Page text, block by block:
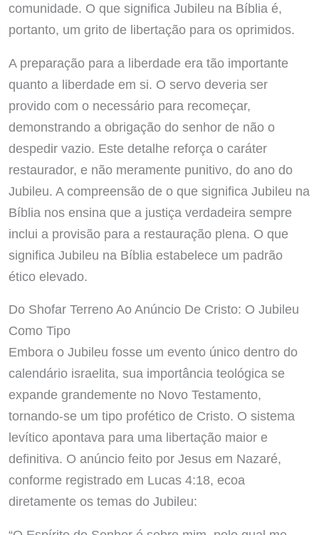
comunidade. O que significa Jubileu na Bíblia é,
portanto, um grito de libertação para os oprimidos.
A preparação para a liberdade era tão importante
quanto a liberdade em si. O servo deveria ser
provido com o necessário para recomeçar,
demonstrando a obrigação do senhor de não o
despedir vazio. Este detalhe reforça o caráter
restaurador, e não meramente punitivo, do ano do
Jubileu. A compreensão de o que significa Jubileu na
Bíblia nos ensina que a justiça verdadeira sempre
inclui a provisão para a restauração plena. O que
significa Jubileu na Bíblia estabelece um padrão
ético elevado.
Do Shofar Terreno Ao Anúncio De Cristo: O Jubileu
Como Tipo
Embora o Jubileu fosse um evento único dentro do
calendário israelita, sua importância teológica se
expande grandemente no Novo Testamento,
tornando-se um tipo profético de Cristo. O sistema
levítico apontava para uma libertação maior e
definitiva. O anúncio feito por Jesus em Nazaré,
conforme registrado em Lucas 4:18, ecoa
diretamente os temas do Jubileu: